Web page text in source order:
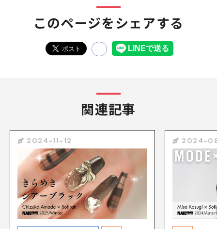
このページをシェアする
関連記事
2024-11-12 2024-